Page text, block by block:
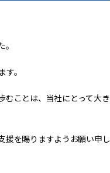
。
むことは、当社にとって大き
援を賜りますようお願い申し